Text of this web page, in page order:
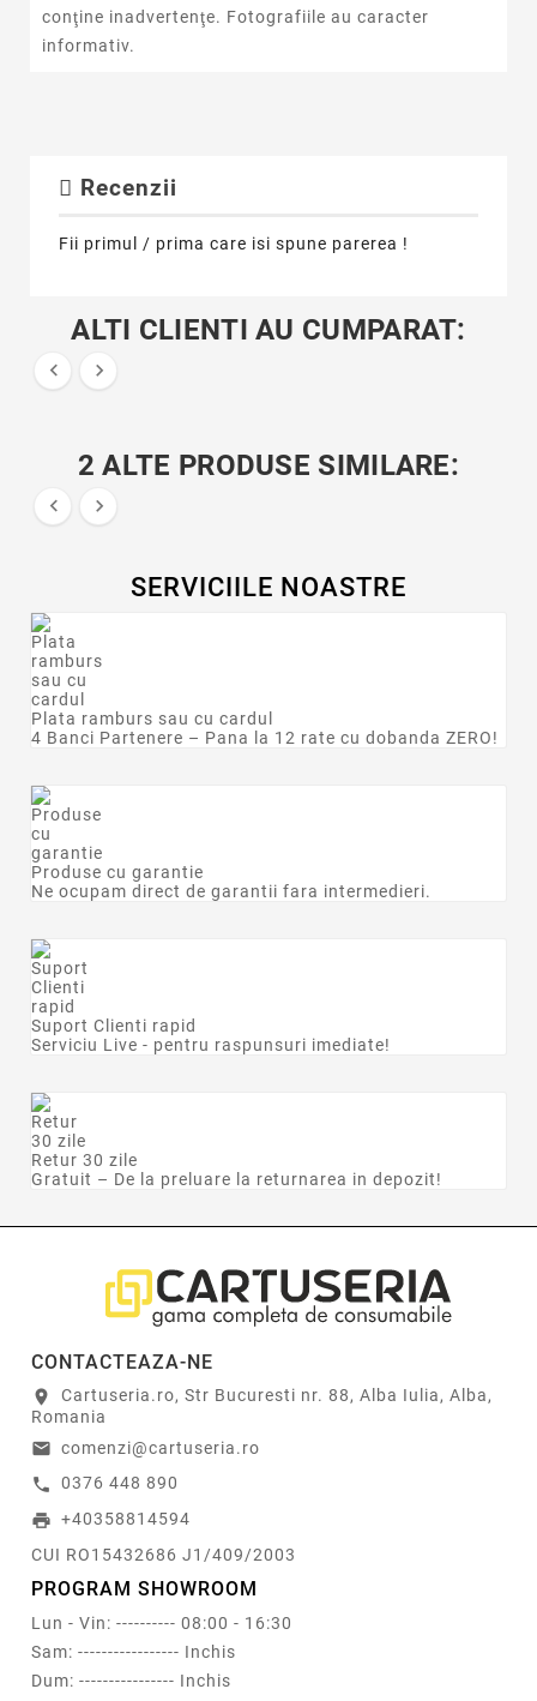
conţine inadvertenţe. Fotografiile au caracter
informativ.
Recenzii
Fii primul / prima care isi spune parerea !
ALTI CLIENTI AU CUMPARAT:
 
2 ALTE PRODUSE SIMILARE:
 
SERVICIILE NOASTRE
Plata ramburs sau cu cardul
4 Banci Partenere – Pana la 12 rate cu dobanda ZERO!
Produse cu garantie
Ne ocupam direct de garantii fara intermedieri.
Suport Clienti rapid
Serviciu Live - pentru raspunsuri imediate!
Retur 30 zile
Gratuit – De la preluare la returnarea in depozit!
CONTACTEAZA-NE
location_on
Cartuseria.ro, Str Bucuresti nr. 88, Alba Iulia, Alba,
Romania
email comenzi@cartuseria.ro
call 0376 448 890
print +40358814594
CUI RO15432686 J1/409/2003
PROGRAM SHOWROOM
Lun - Vin: ---------- 08:00 - 16:30
Sam: ----------------- Inchis
Dum: ---------------- Inchis